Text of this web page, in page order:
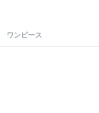
ワンピース